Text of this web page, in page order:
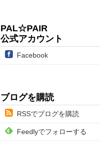
PAL☆PAIR
公式アカウント
Facebook
ブログを購読
RSSでブログを購読
Feedlyでフォローする